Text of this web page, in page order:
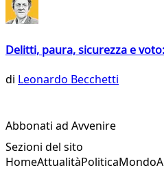
Delitti, paura, sicurezza e
di Leonardo Becchetti
Abbonati ad Avvenire
Sezioni del sito
HomeAttualitàPoliticaMondo